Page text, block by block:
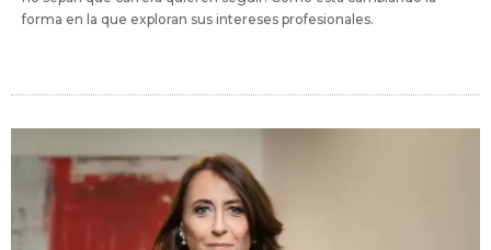
forma en la que exploran sus intereses profesionales.